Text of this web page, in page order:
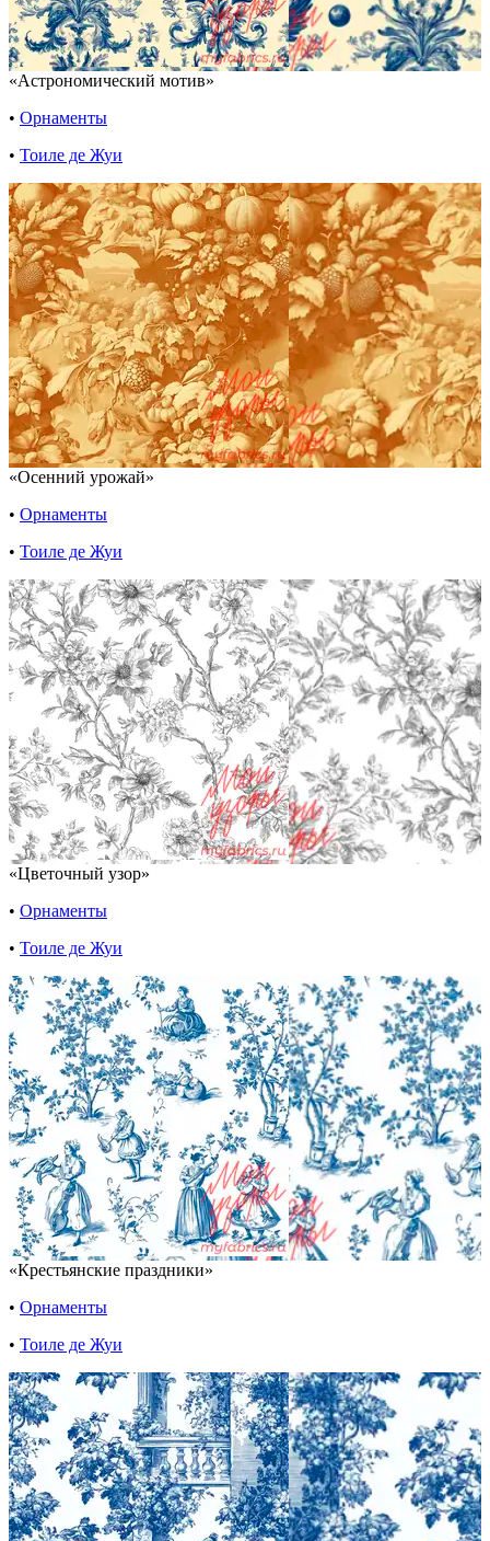
«Астрономический мотив»
• Орнаменты
• Тоиле де Жуи
«Осенний урожай»
• Орнаменты
• Тоиле де Жуи
«Цветочный узор»
• Орнаменты
• Тоиле де Жуи
«Крестьянские праздники»
• Орнаменты
• Тоиле де Жуи